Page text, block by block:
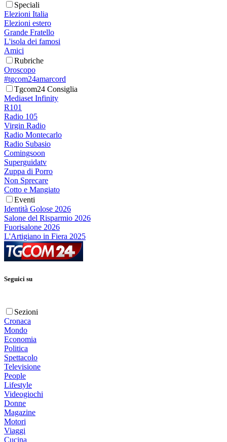
Speciali
Elezioni Italia
Elezioni estero
Grande Fratello
L'isola dei famosi
Amici
Rubriche
Oroscopo
#tgcom24amarcord
Tgcom24 Consiglia
Mediaset Infinity
R101
Radio 105
Virgin Radio
Radio Montecarlo
Radio Subasio
Comingsoon
Superguidatv
Zuppa di Porro
Non Sprecare
Cotto e Mangiato
Eventi
Identità Golose 2026
Salone del Risparmio 2026
Fuorisalone 2026
L'Artigiano in Fiera 2025
Seguici su
Sezioni
Cronaca
Mondo
Economia
Politica
Spettacolo
Televisione
People
Lifestyle
Videogiochi
Donne
Magazine
Motori
Viaggi
Cucina